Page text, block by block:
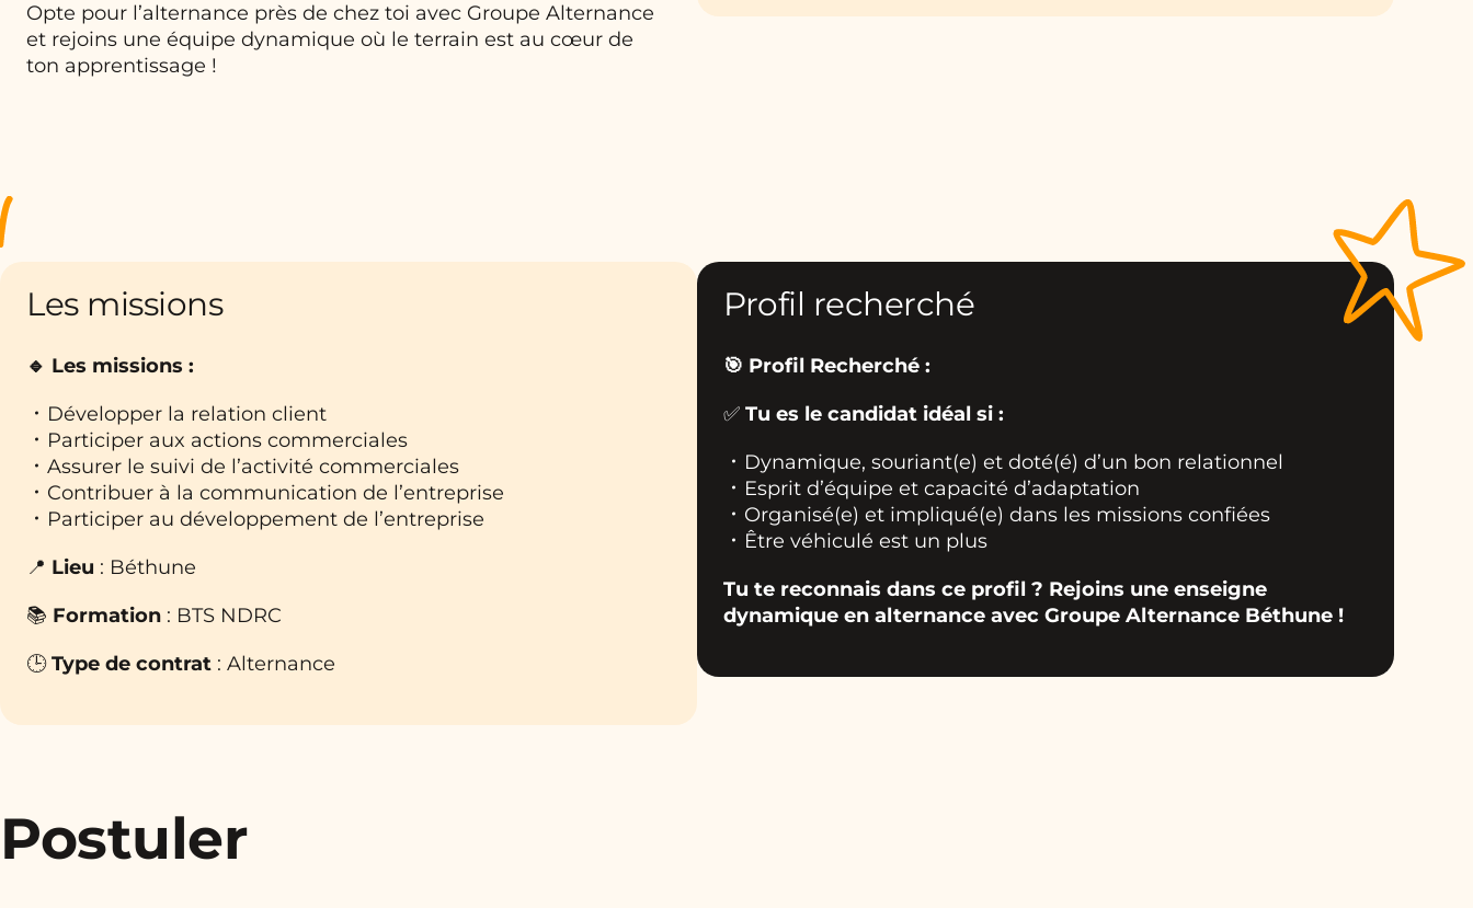
Opte pour l’alternance près de chez toi avec Groupe Alternance
et rejoins une équipe dynamique où le terrain est au cœur de
ton apprentissage !
Les missions
🔹 Les missions :
Développer la relation client
Participer aux actions commerciales
Assurer le suivi de l’activité commerciales
Contribuer à la communication de l’entreprise
Participer au développement de l’entreprise
📍 Lieu : Béthune
📚 Formation : BTS NDRC
🕒Type de contrat : Alternance
Profil recherché
🎯 Profil Recherché :
✅ Tu es le candidat idéal si :
Dynamique, souriant(e) et doté(é) d’un bon relationnel
Esprit d’équipe et capacité d’adaptation
Organisé(e) et impliqué(e) dans les missions confiées
Être véhiculé est un plus
Tu te reconnais dans ce profil ? Rejoins une enseigne
dynamique en alternance avec Groupe Alternance Béthune !
Postuler